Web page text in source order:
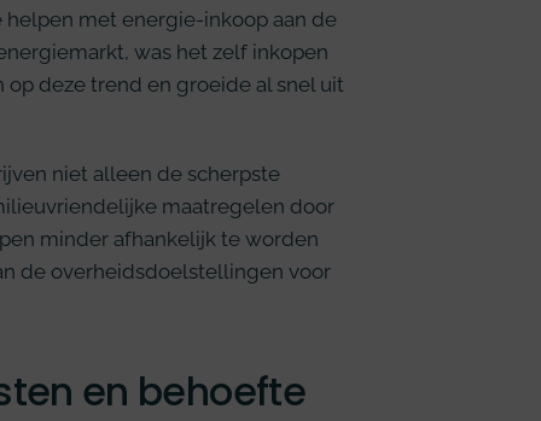
met energie-inkoop aan de
was het zelf inkopen
deze trend en groeide al snel uit
niet alleen de scherpste
maatregelen door
minder afhankelijk te worden
de overheidsdoelstellingen voor
en behoefte